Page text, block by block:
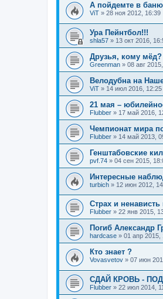
А пойдемте в
ViT » 28 ноя 2012, 16:39
Ура Пейнтбол!!!
shla57 » 13 окт 2016,
Друзья, кому мёд?
Greenman » 08 авг
Велодубна на
ViT » 14 июл 2016, 12:25
21 мая –
Flubber » 17 май 2016,
Чемпионат мира
Flubber » 14 май 2013,
Генштабовские
pvf.74 » 04 сен 2015,
Интересные
turbich » 12 июн 2012,
Страх и ненависть
Flubber » 22 янв 2015,
Погиб Александр
hardcase » 01 апр 2015,
Кто знает ?
Vovasvetov » 07 июн
СДАЙ КРОВЬ -
Flubber » 22 июл 2014,